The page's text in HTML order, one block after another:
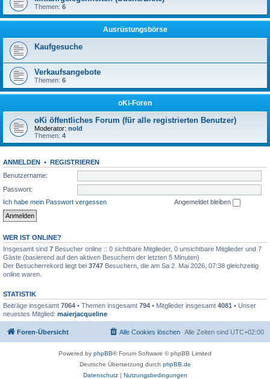
Themen: 6
Ausrüstungsbörse
Kaufgesuche
Verkaufsangebote
Themen: 6
oKi-Foren
oKi öffentliches Forum (für alle registrierten Benutzer)
Moderator: nold
Themen: 4
ANMELDEN • REGISTRIEREN
Benutzername:
Passwort:
Ich habe mein Passwort vergessen
Angemeldet bleiben
WER IST ONLINE?
Insgesamt sind 7 Besucher online :: 0 sichtbare Mitglieder, 0 unsichtbare Mitglieder und 7
Gäste (basierend auf den aktiven Besuchern der letzten 5 Minuten)
Der Besucherrekord liegt bei 3747 Besuchern, die am Sa 2. Mai 2026, 07:38 gleichzeitig
online waren.
STATISTIK
Beiträge insgesamt 7064 • Themen insgesamt 794 • Mitglieder insgesamt 4081 • Unser
neuestes Mitglied: maierjacqueline
Foren-Übersicht Alle Zeiten sind UTC+02:00
Alle Cookies löschen
Powered by phpBB® Forum Software © phpBB Limited
Deutsche Übersetzung durch phpBB.de
Datenschutz| Nutzungsbedingungen